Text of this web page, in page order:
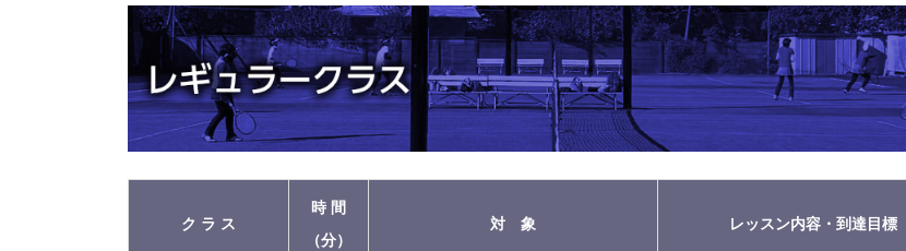
ク ラ ス
時 間
（分）
対 象 レッスン内容・到達⽬標